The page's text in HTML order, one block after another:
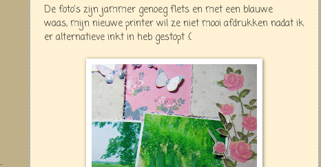
De foto's zijn jammer genoeg flets en met een blauwe
waas, mijn nieuwe printer wil ze niet mooi afdrukken nadat ik
er alternatieve inkt in heb gestopt :(